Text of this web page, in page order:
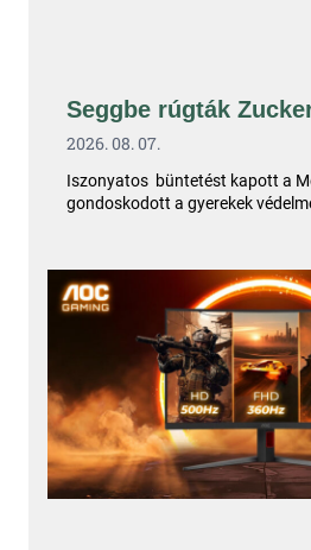
Seggbe rúgták
2026. 08. 07.
Iszonyatos büntetést kapott a
gondoskodott a gyerekek